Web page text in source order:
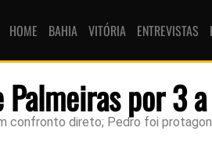
HOME BAHIA VITÓRIA ENTREVISTAS
Palmeiras por 3
confronto direto; Pedro foi